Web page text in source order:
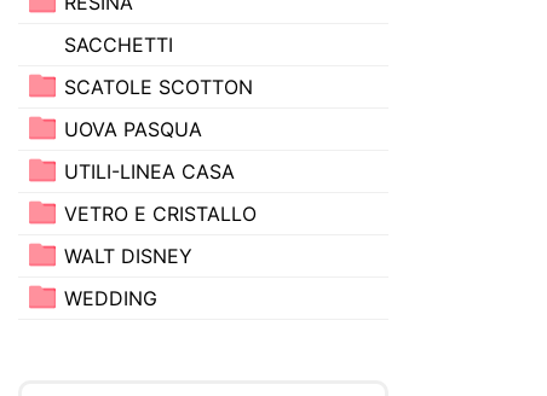
SACCHETTI
SCATOLE SCOTTON
UOVA PASQUA
UTILI-LINEA CASA
VETRO E CRISTALLO
WALT DISNEY
WEDDING